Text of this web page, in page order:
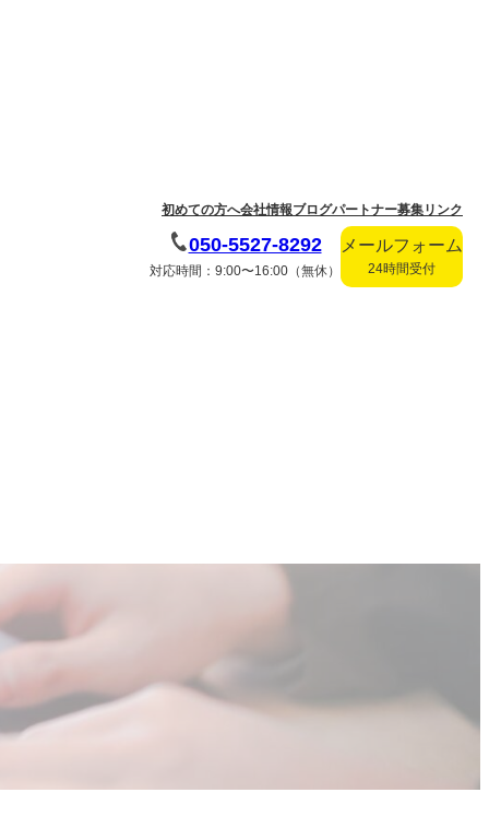
初めての方へ会社情報ブログパートナー募集リンク
050-5527-8292
対応時間：9:00〜16:00（無休）
メールフォーム
24時間受付